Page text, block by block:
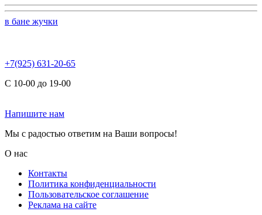
в бане жучки
+7(925) 631-20-65
С 10-00 до 19-00
Напишите нам
Мы с радостью ответим на Ваши вопросы!
О нас
Контакты
Политика конфиденциальности
Пользовательское соглашение
Реклама на сайте